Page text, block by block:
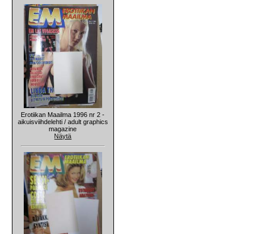
Erotiikan Maailma 1996 nr 2 -
aikuisviihdelehti / adult graphics
magazine
Näytä